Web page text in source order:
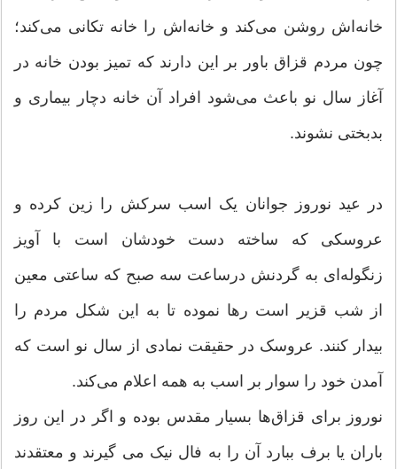
خانه‌اش روشن می‌کند و خانه‌اش را خانه تکانی می‌‌کند؛
چون مردم قزاق باور بر این دارند که تمیز بودن خانه در
آغاز سال نو باعث می‌شود افراد آن خانه دچار بیماری و
بدبختی نشوند.
در عید نوروز جوانان یک اسب سرکش را زین کرده و
عروسکی که ساخته دست خودشان است با آویز
زنگوله‌ای به گردنش درساعت سه صبح که ساعتی معین
از شب قزیر است رها نموده تا به این شکل مردم را
بیدار کنند. عروسک در حقیقت نمادی از سال نو است که
آمدن خود را سوار بر اسب به همه اعلام می‌کند.
نوروز برای قزاق‌ها بسیار مقدس بوده و اگر در این روز
باران یا برف ببارد آن را به فال نیک می گیرند و معتقدند